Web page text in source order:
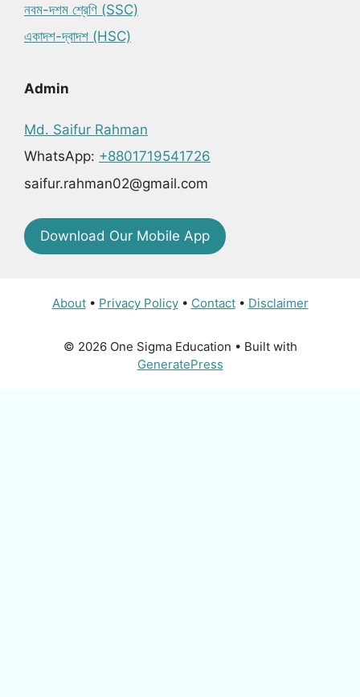
নবম-দশম শ্রেণি (SSC)
একাদশ-দ্বাদশ (HSC)
Admin
Md. Saifur Rahman
WhatsApp: +8801719541726
saifur.rahman02@gmail.com
Download Our Mobile App
About• Privacy Policy• Contact• Disclaimer
© 2026 One Sigma Education • Built with
GeneratePress